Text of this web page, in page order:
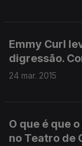
Emmy Curl
digressão.
24 mar. 2015
O que é que
no Teatro de